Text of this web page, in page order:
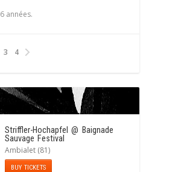
6 années.
3 4
Striffler-Hochapfel @ Baignade
Sauvage Festival
Ambialet (81)
BUY TICKETS